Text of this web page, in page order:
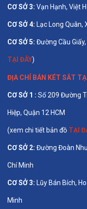
CƠ SỞ 3: Vạn Hạnh, Việt
CƠ SỞ 4: Lạc Long Quân,
CƠ SỞ 5: Đường Cầu
TẠI ĐÂY)
ĐỊA CHỈ BÁN KÉT SẮT
CƠ SỞ 1 : Số 209 Đường
Hiệp, Quận 12 HCM
(xem chi tiết bản đồ TẠI
CƠ SỞ 2: Đường Đoàn
Chí Minh
CƠ SỞ 3: Lũy Bán Bích,
Minh